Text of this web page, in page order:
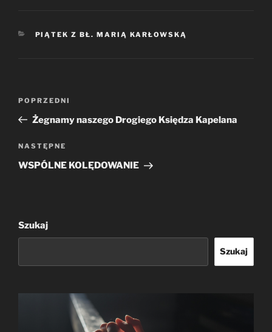
KATEGORIE
PIĄTEK Z BŁ. MARIĄ KARŁOWSKĄ
wpisu
Poprzedni
wpis
POPRZEDNI
Żegnamy naszego Drogiego Księdza Kapelana
Następny
wpis
NASTĘPNE
WSPÓLNE KOLĘDOWANIE
Szukaj
Szukaj